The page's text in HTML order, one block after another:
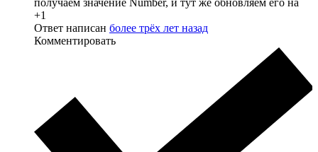
получаем значение Number, и тут же обновляем его на
+1
Ответ написан более трёх лет назад
Комментировать